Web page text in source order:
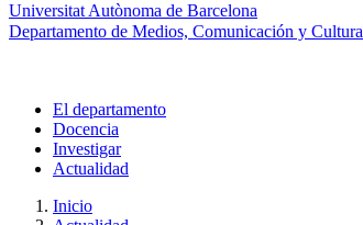
Universitat Autònoma de Barcelona
Departamento de Medios, Comunicación y Cultura
El departamento
Docencia
Investigar
Actualidad
Inicio